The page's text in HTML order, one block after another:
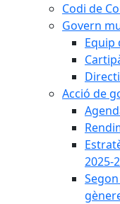
Codi de
Govern
Equip
Acció de
2025-